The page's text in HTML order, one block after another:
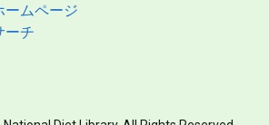
ームページ
ーチ